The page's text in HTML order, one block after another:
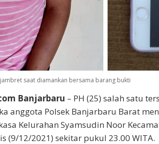
saat diamankan bersama barang bukti
Banjarbaru – PH (25) salah satu
anggota Polsek Banjarbaru Barat
Kelurahan Syamsudin Noor
(9/12/2021) sekitar pukul 23.00 WITA.